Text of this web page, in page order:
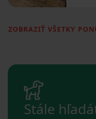
ZOBRAZIŤ VŠETKY
Stále